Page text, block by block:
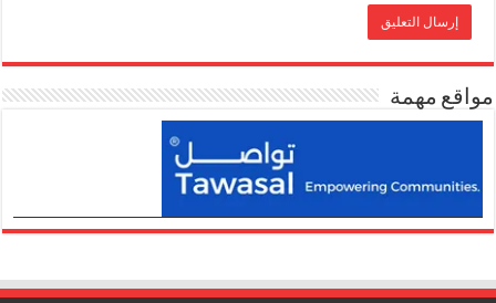
مواقع مهمة